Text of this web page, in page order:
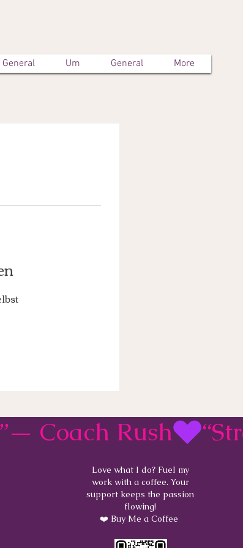
General Um General More
Love what I do? Fuel my
work with a coffee. Your
support keeps the passion
flowing!
❤️ Buy Me a Coffee
Coach Rush